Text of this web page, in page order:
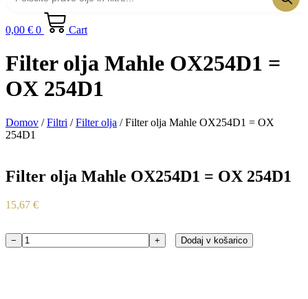
0,00 € 0 Cart
Filter olja Mahle OX254D1 =
OX 254D1
Domov /Filtri /Filter olja / Filter olja Mahle OX254D1 = OX
254D1
Filter olja Mahle OX254D1 = OX 254D1
15,67 €
Filter
− + Dodaj v košarico